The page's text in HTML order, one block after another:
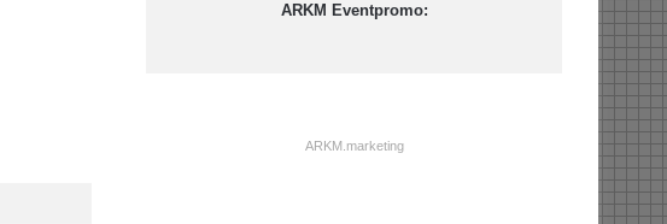
ARKM Eventpromo:
ARKM.marketing